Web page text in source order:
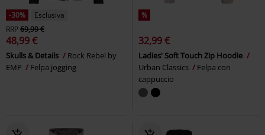
-30%
Esclusiva
RRP69,99 €
48,99 €
Skulls & Details
Rock Rebel by
EMP
Felpa jogging
%
32,99 €
Ladies' Soft Touch Zip Hoodie
Urban Classics
Felpa con
cappuccio